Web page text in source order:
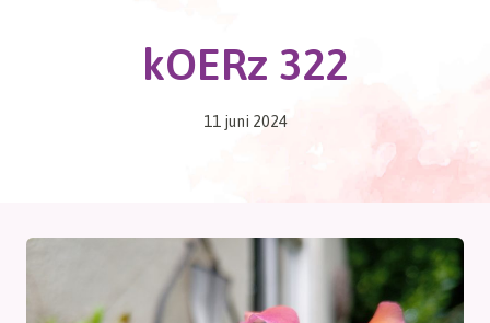
kOERz 322
11 juni 2024